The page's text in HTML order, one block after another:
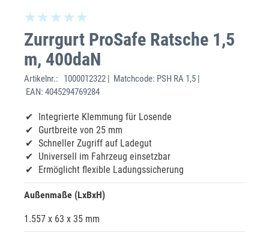
Zurrgurt ProSafe Ratsche 1,5
m, 400daN
Artikelnr.:
1000012322 | Matchcode: PSH RA 1,5 |
EAN: 4045294769284
Integrierte Klemmung für Losende
Gurtbreite von 25 mm
Schneller Zugriff auf Ladegut
Universell im Fahrzeug einsetzbar
Ermöglicht flexible Ladungssicherung
Außenmaße (LxBxH)
1.557 x 63 x 35 mm